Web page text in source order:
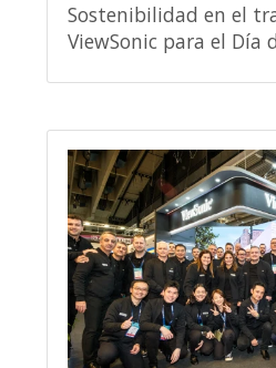
Sostenibilidad en el
ViewSonic para el Día